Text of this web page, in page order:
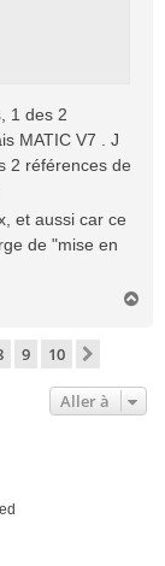
1 des 2
MATIC V7 . J
2 références de
et aussi car ce
de "mise en
9 10
Aller à